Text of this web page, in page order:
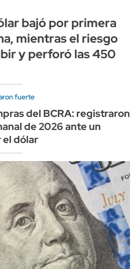
bajó por primera
mientras el riesgo
y perforó las 450
fuerte
del BCRA: registraron
de 2026 ante un
dólar